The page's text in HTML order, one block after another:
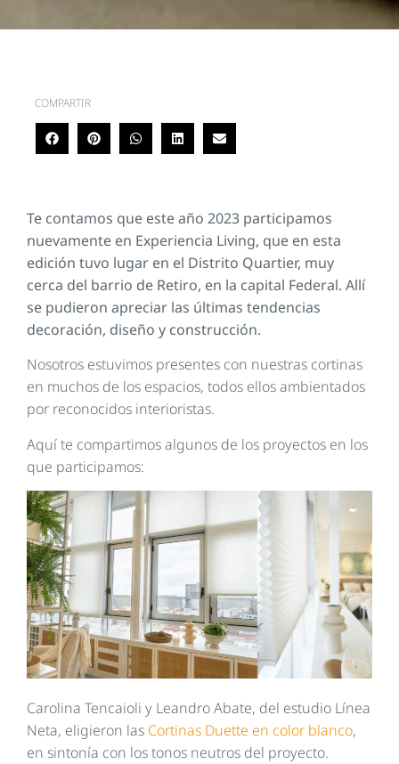
COMPARTIR
Te contamos que este año 2023 participamos
nuevamente en Experiencia Living, que en esta
edición tuvo lugar en el Distrito Quartier, muy
cerca del barrio de Retiro, en la capital Federal. Allí
se pudieron apreciar las últimas tendencias
decoración, diseño y construcción.
Nosotros estuvimos presentes con nuestras cortinas
en muchos de los espacios, todos ellos ambientados
por reconocidos interioristas.
Aquí te compartimos algunos de los proyectos en los
que participamos:
Carolina Tencaioli y Leandro Abate, del estudio Línea
Neta, eligieron las Cortinas Duette en color blanco,
en sintonía con los tonos neutros del proyecto.